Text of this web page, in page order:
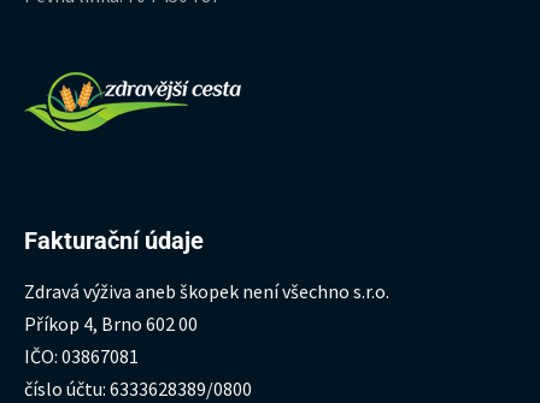
Fakturační údaje
Zdravá výživa aneb škopek není všechno s.r.o.
Příkop 4, Brno 602 00
IČO: 03867081
číslo účtu: 6333628389/0800